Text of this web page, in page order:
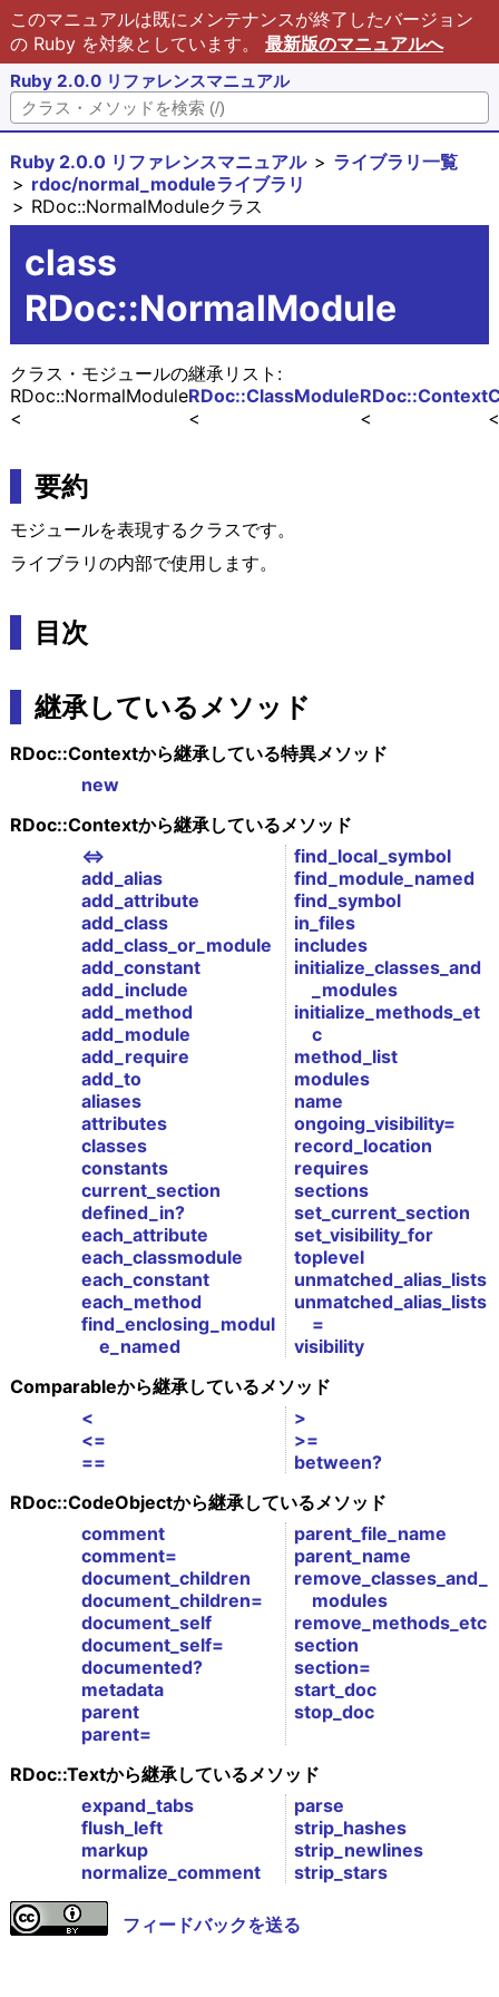
このマニュアルは既にメンテナンスが終了したバージョン
の Ruby を対象としています。 最新版のマニュアルへ
Ruby 2.0.0 リファレンスマニュアル
Ruby 2.0.0 リファレンスマニュアル
ライブラリ一覧
rdoc/normal_moduleライブラリ
RDoc::NormalModuleクラス
class
RDoc::NormalModule
クラス・モジュールの継承リスト:
RDoc::Context
RDoc::ClassModule
RDoc::NormalModule
要約
モジュールを表現するクラスです。
ライブラリの内部で使用します。
目次
継承しているメソッド
RDoc::Contextから継承している特異メソッド
new
RDoc::Contextから継承しているメソッド
<=>
add_alias
add_attribute
add_class
add_class_or_module
add_constant
add_include
add_method
add_module
add_require
add_to
aliases
attributes
classes
constants
current_section
defined_in?
each_attribute
each_classmodule
each_constant
each_method
find_enclosing_modul
e_named
find_local_symbol
find_module_named
find_symbol
in_files
includes
initialize_classes_and
_modules
initialize_methods_et
c
method_list
modules
name
ongoing_visibility=
record_location
requires
sections
set_current_section
set_visibility_for
toplevel
unmatched_alias_lists
unmatched_alias_lists
=
visibility
Comparableから継承しているメソッド
<
<=
==
>
>=
between?
RDoc::CodeObjectから継承しているメソッド
comment
comment=
document_children
document_children=
document_self
document_self=
documented?
metadata
parent
parent=
parent_file_name
parent_name
remove_classes_and_
modules
remove_methods_etc
section
section=
start_doc
stop_doc
RDoc::Textから継承しているメソッド
expand_tabs
flush_left
markup
normalize_comment
parse
strip_hashes
strip_newlines
strip_stars
フィードバックを送る